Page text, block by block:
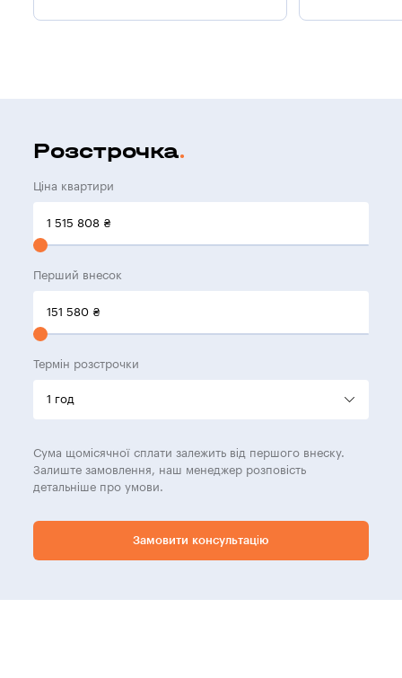
Розстрочка
Ціна квартири
1 515 808 ₴
Перший внесок
151 580 ₴
Термін розстрочки
Сума щомісячної сплати залежить від першого внеску.
Залиште замовлення, наш менеджер розповість
детальніше про умови.
Замовити консультацію